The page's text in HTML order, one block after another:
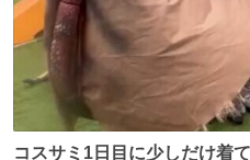
コスサミ1日目に少しだけ着てい